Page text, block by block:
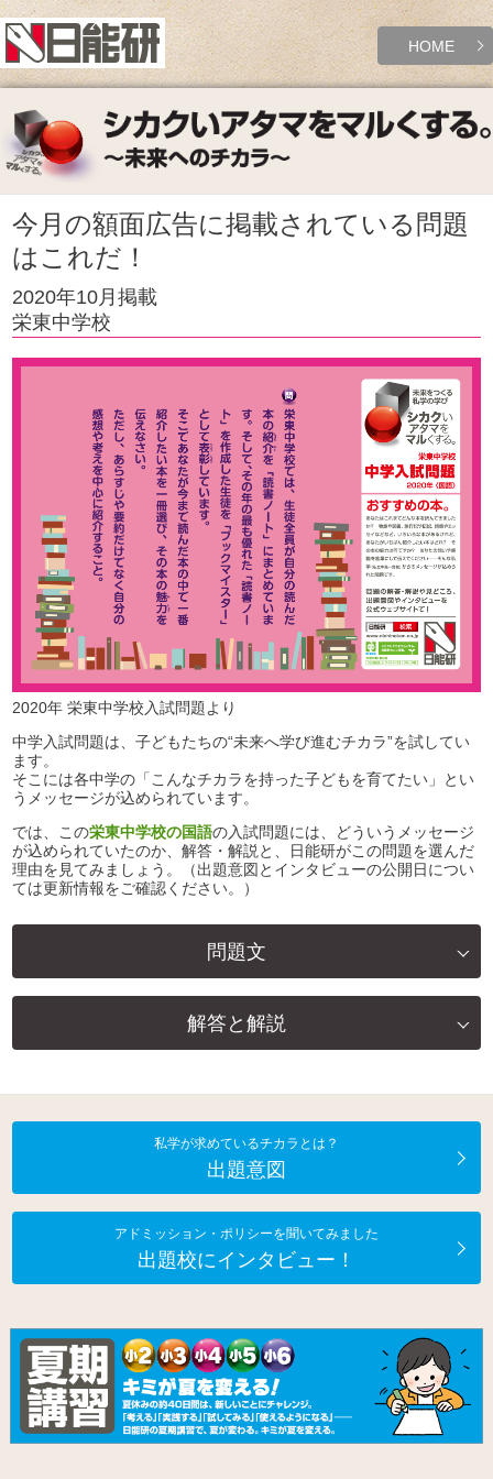
HOME
今月の額面広告に掲載されている問題
はこれだ！
2020年10月掲載
栄東中学校
2020年 栄東中学校入試問題より
中学入試問題は、子どもたちの“未来へ学び進むチカラ”を試してい
ます。
そこには各中学の「こんなチカラを持った子どもを育てたい」とい
うメッセージが込められています。
では、この栄東中学校の国語の入試問題には、どういうメッセージ
が込められていたのか、解答・解説と、日能研がこの問題を選んだ
理由を見てみましょう。（出題意図とインタビューの公開日につい
ては更新情報をご確認ください。）
問題文
解答と解説
私学が求めているチカラとは？
出題意図
アドミッション・ポリシーを聞いてみました
出題校にインタビュー！